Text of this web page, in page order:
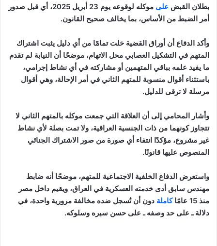
بطلان القبض على
موكله لوقوعه يوم 23 أبريل 2025، أي قبل صدور
أمر الضبط من الأساس، بما يخالف صحيح القانون.
وأكد الدفاع أن أوراق القضية خلت تمامًا من أي دليل يثبت اشتراك
المتهم في التشكيل العصابي محل الاتهام، موضحًا أن النيابة لم تقدم
ما يفيد علمه بباقي المتهمين أو مشاركته في أي نشاط إجرامي،
باستثناء أقوال منسوبة للمتهم الثاني في أمر الإحالة، وهي أقوال
مرسلة لا ترقى للدليل.
وأشار المحامي إلى أن العلاقة التي جمعت موكله بالمتهم الثاني لا
تتجاوز كونهما من ذات الجنسية العراقية، ولا تمت بصلة لأي نشاط
غير مشروع، مؤكدًا انتفاء أي صورة من صور الاشتراك الجنائي
المنصوص عليها قانونًا.
واستعرض الدفاع الخلفية الاجتماعية للمتهم، موضحًا أنه ضابط
مهندس سابق أدى خدمته العسكرية في العراق، ويقيم داخل مصر
منذ 15 عامًا
كاملة دون أن تُسجل ضده مخالفة مرورية واحدة، في
دلالة ـ على حد وصفه ـ على حسن سيره وسلوكه.